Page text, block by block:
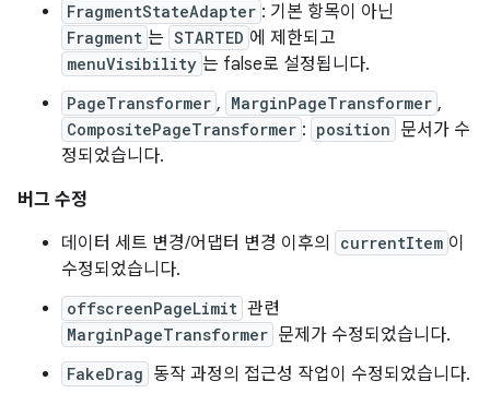
FragmentStateAdapter : 기본 항목이 아닌
Fragment 는 STARTED 에 제한되고
menuVisibility 는 false로 설정됩니다.
PageTransformer , MarginPageTransformer ,
CompositePageTransformer : position 문서가 수
정되었습니다.
버그 수정
데이터 세트 변경/어댑터 변경 이후의
currentItem 이
수정되었습니다.
offscreenPageLimit 관련
MarginPageTransformer 문제가 수정되었습니다.
FakeDrag 동작 과정의 접근성 작업이 수정되었습니다.